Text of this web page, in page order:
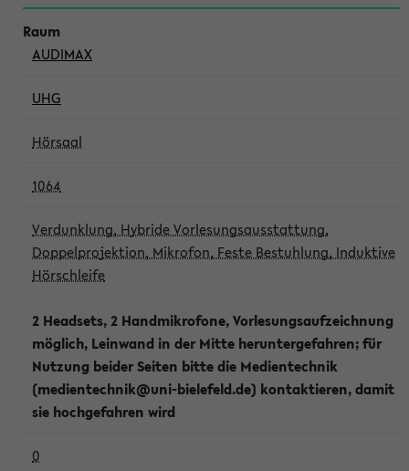
AUDIMAX
UHG
Hörsaal
1064
Verdunklung, Hybride Vorlesungsausstattung,
Doppelprojektion, Mikrofon, Feste Bestuhlung, Induktive
Hörschleife
2 Headsets, 2 Handmikrofone, Vorlesungsaufzeichnung
möglich, Leinwand in der Mitte heruntergefahren; für
Nutzung beider Seiten bitte die Medientechnik
(medientechnik@uni-bielefeld.de) kontaktieren, damit
sie hochgefahren wird
0